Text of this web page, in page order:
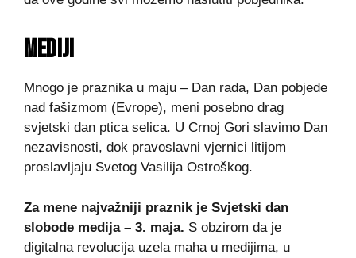
MEDIJI
Mnogo je praznika u maju – Dan rada, Dan pobjede
nad fašizmom (Evrope), meni posebno drag
svjetski dan ptica selica. U Crnoj Gori slavimo Dan
nezavisnosti, dok pravoslavni vjernici litijom
proslavljaju Svetog Vasilija Ostroškog.
Za mene najvažniji praznik je Svjetski dan
slobode medija – 3. maja. S obzirom da je
digitalna revolucija uzela maha u medijima, u